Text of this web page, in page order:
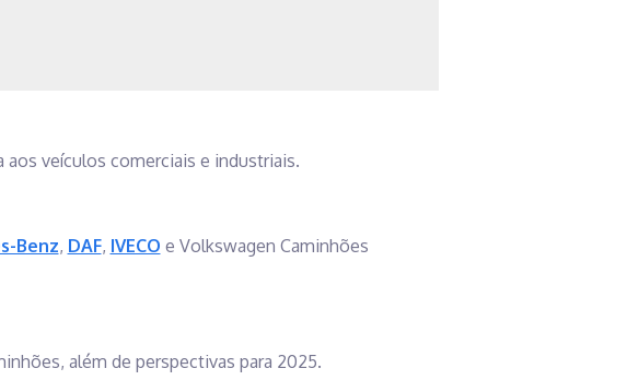
aos veículos comerciais e industriais.
Benz, DAF, IVECO e Volkswagen Caminhões
além de perspectivas para 2025.